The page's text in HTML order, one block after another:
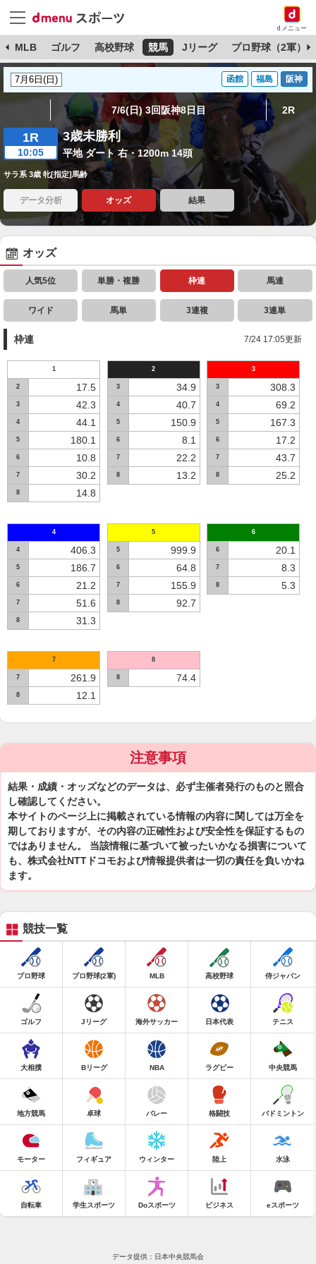
dメニュー
MLB ゴルフ 高校野球 競馬 Jリーグ プロ野球（2軍）
函館 福島 阪神
7/6(日) 3回阪神8日目 2R
1R
10:05
3歳未勝利
平地 ダート 右・1200m 14頭
サラ系 3歳 牝[指定]馬齢
データ分析 オッズ 結果
オッズ
人気5位 単勝・複勝 枠連 馬連
ワイド 馬単 3連複 3連単
枠連 7/24 17:05更新
1
2 17.5
3 42.3
4 44.1
5 180.1
6 10.8
7 30.2
8 14.8
2
3 34.9
4 40.7
5 150.9
6 8.1
7 22.2
8 13.2
3
3 308.3
4 69.2
5 167.3
6 17.2
7 43.7
8 25.2
4
4 406.3
5 186.7
6 21.2
7 51.6
8 31.3
5
5 999.9
6 64.8
7 155.9
8 92.7
6
6 20.1
7 8.3
8 5.3
7
7 261.9
8 12.1
8
8 74.4
注意事項
結果・成績・オッズなどのデータは、必ず主催者発行のものと照合
し確認してください。
本サイトのページ上に掲載されている情報の内容に関しては万全を
期しておりますが、その内容の正確性および安全性を保証するもの
ではありません。 当該情報に基づいて被ったいかなる損害について
も、株式会社NTTドコモおよび情報提供者は一切の責任を負いかね
ます。
競技一覧
プロ野球 プロ野球(2軍) MLB 高校野球 侍ジャパン
ゴルフ Jリーグ 海外サッカー 日本代表 テニス
大相撲 Bリーグ NBA ラグビー 中央競馬
地方競馬 卓球 バレー 格闘技 バドミントン
モーター フィギュア ウィンター 陸上 水泳
自転車 学生スポーツ Doスポーツ ビジネス eスポーツ
データ提供：日本中央競馬会